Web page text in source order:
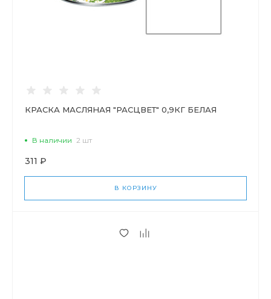
КРАСКА МАСЛЯНАЯ "РАСЦВЕТ" 0,9КГ БЕЛАЯ
В наличии 2 шт
311 ₽
В КОРЗИНУ